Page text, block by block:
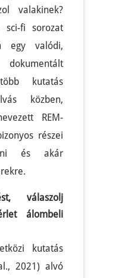
valakinek?
fi sorozat
egy valódi,
kutatás
közben,
REM-
részei
és akár
válaszolj
álombeli
kutatás
2021) alvó